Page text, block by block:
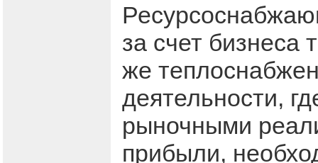
за счет бизнеса
же
деятельности,
рыночными
прибыли,